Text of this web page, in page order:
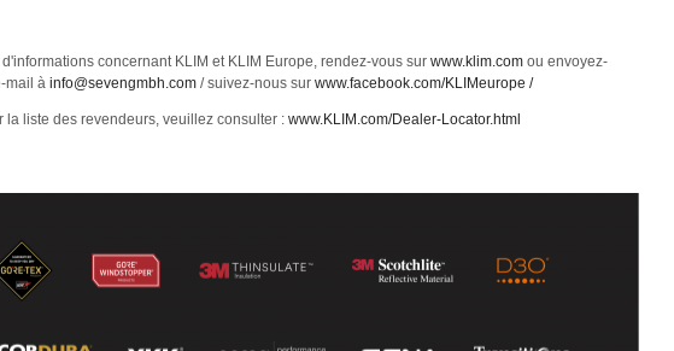
d'informations concernant KLIM et KLIM Europe, rendez-vous sur www.klim.com ou envoyez-
mail à info@sevengmbh.com / suivez-nous sur www.facebook.com/KLIMeurope /
la liste des revendeurs, veuillez consulter : www.KLIM.com/Dealer-Locator.html